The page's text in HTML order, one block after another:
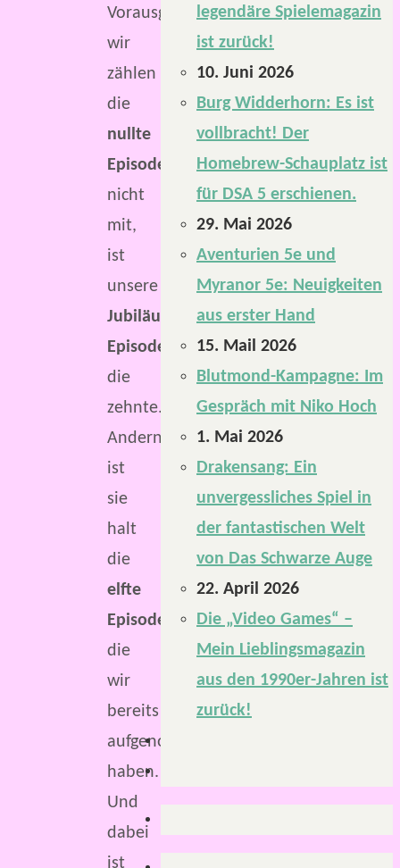
Vorausgesetzt,
wir
zählen
die
nullte
Episode
nicht
mit,
ist
unsere
Jubiläums-
Episode
die
zehnte.
Andernfalls
ist
sie
halt
die
elfte
Episode
die
wir
bereits
aufgenommen
haben.
Und
dabei
ist
legendäre Spielemagazin
ist zurück!
10. Juni 2026
Burg Widderhorn: Es ist
vollbracht! Der
Homebrew-Schauplatz ist
für DSA 5 erschienen.
29. Mai 2026
Aventurien 5e und
Myranor 5e: Neuigkeiten
aus erster Hand
15. Mail 2026
Blutmond-Kampagne: Im
Gespräch mit Niko Hoch
1. Mai 2026
Drakensang: Ein
unvergessliches Spiel in
der fantastischen Welt
von Das Schwarze Auge
22. April 2026
Die „Video Games“ –
Mein Lieblingsmagazin
aus den 1990er-Jahren ist
zurück!